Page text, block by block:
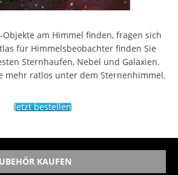
Objekte am Himmel finden, fragen sich
für Himmelsbeobachter finden Sie
Sternhaufen, Nebel und Galaxien.
mehr ratlos unter dem Sternenhimmel.
Jetzt bestellen
KAUFEN